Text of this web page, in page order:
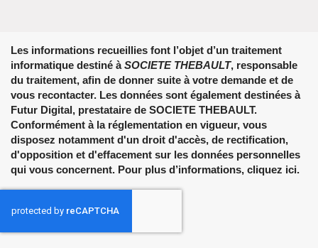
Les informations recueillies font l’objet d’un traitement
informatique destiné àSOCIETE THEBAULT, responsable
du traitement, afin de donner suite à votre demande et de
vous recontacter. Les données sont également destinées à
Futur Digital, prestataire de SOCIETE THEBAULT.
Conformément à la réglementation en vigueur, vous
disposez notamment d'un droit d'accès, de rectification,
d'opposition et d'effacement sur les données personnelles
qui vous concernent. Pour plus d’informations, cliquez ici.